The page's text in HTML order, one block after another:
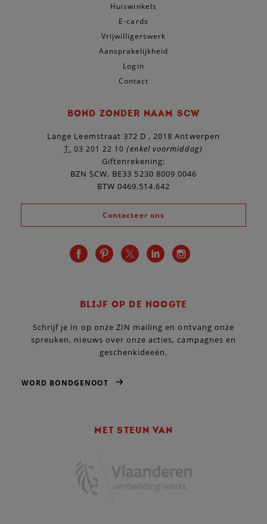
Huiswinkels
E-cards
Vrijwilligerswerk
Aansprakelijkheid
Login
Contact
BOND ZONDER NAAM SCW
Lange Leemstraat 372 D , 2018 Antwerpen
T. 03 201 22 10 (enkel voormiddag)
Giftenrekening:
BZN SCW, BE33 5230 8009 0046
BTW 0469.514.642
Contacteer ons
BLIJF OP DE HOOGTE
Schrijf je in op onze ZIN mailing en ontvang onze
spreuken, nieuws over onze acties, campagnes en
geschenkideeën.
WORD BONDGENOOT
MET STEUN VAN